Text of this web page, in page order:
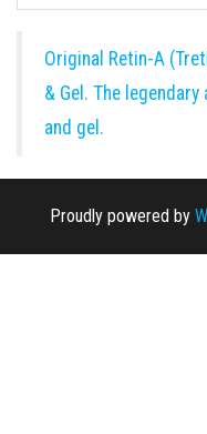
Original Retin-A
& Gel. The
and gel.
Proudly powered by